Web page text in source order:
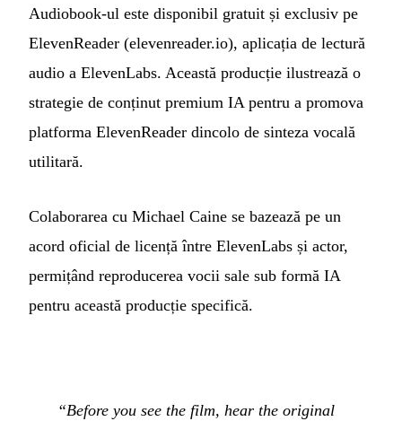
Audiobook-ul este disponibil gratuit și exclusiv pe
ElevenReader (elevenreader.io), aplicația de lectură
audio a ElevenLabs. Această producție ilustrează o
strategie de conținut premium IA pentru a promova
platforma ElevenReader dincolo de sinteza vocală
utilitară.
Colaborarea cu Michael Caine se bazează pe un
acord oficial de licență între ElevenLabs și actor,
permițând reproducerea vocii sale sub formă IA
pentru această producție specifică.
“Before you see the film, hear the original